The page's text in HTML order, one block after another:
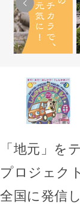
「地元」を
プロジェク
全国に発信